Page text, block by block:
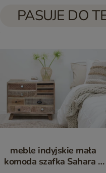
PASUJE DO
meble indyjskie mała
komoda szafka Sahara z